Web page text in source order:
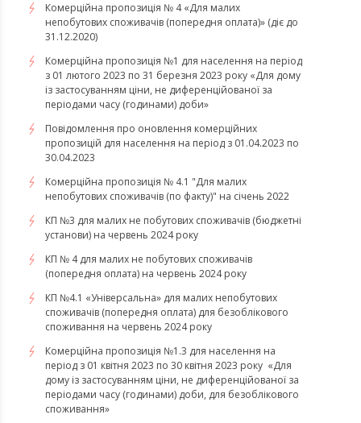
Комерційна пропозиція № 4 «Для малих
непобутових споживачів (попередня оплата)» (діє до
31.12.2020)
Комерційна пропозиція №1 для населення на період
з 01 лютого 2023 по 31 березня 2023 року «Для дому
із застосуванням ціни, не диференційованої за
періодами часу (годинами) доби»
Повідомлення про оновлення комерційних
пропозицій для населення на період з 01.04.2023 по
30.04.2023
Комерційна пропозиція № 4.1 "Для малих
непобутових споживачів (по факту)" на січень 2022
КП №3 для малих не побутових споживачів (бюджетні
установи) на червень 2024 року
КП № 4 для малих не побутових споживачів
(попередня оплата) на червень 2024 року
КП №4.1 «Універсальна» для малих непобутових
споживачів (попередня оплата) для безоблікового
споживання на червень 2024 року
​​​​​​​Комерційна пропозиція №1.3 для населення на
період з 01 квітня 2023 по 30 квітня 2023 року «Для
дому із застосуванням ціни, не диференційованої за
періодами часу (годинами) доби, для безоблікового
споживання»